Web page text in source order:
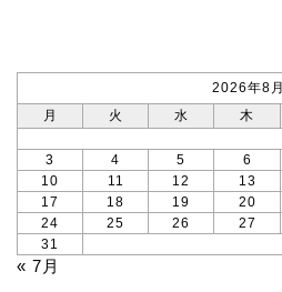
2026年8月
月
火 水 木
3
4 5 6
10
11 12 13
17
18 19 20
24
25 26 27
31
« 7月